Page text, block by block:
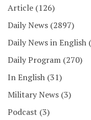
Article (126)
Daily News (2897)
Daily News in English
Daily Program (270)
In English (31)
Military News (3)
Podcast (3)